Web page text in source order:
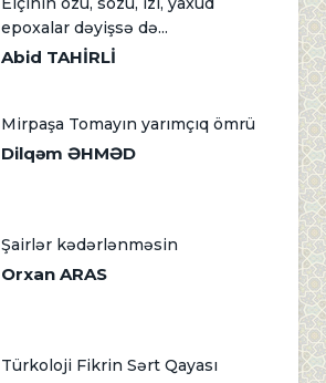
epoxalar dəyişsə də...
Abid TAHİRLİ
Mirpaşa Tomayın yarımçıq ömrü
Dilqəm ƏHMƏD
Şairlər kədərlənməsin
Orxan ARAS
Türkoloji Fikrin Sərt Qayası